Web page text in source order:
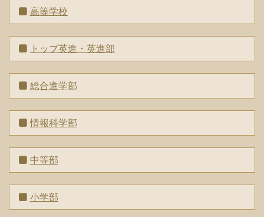
高等学校
トップ英進・英進部
総合進学部
情報科学部
中等部
小学部